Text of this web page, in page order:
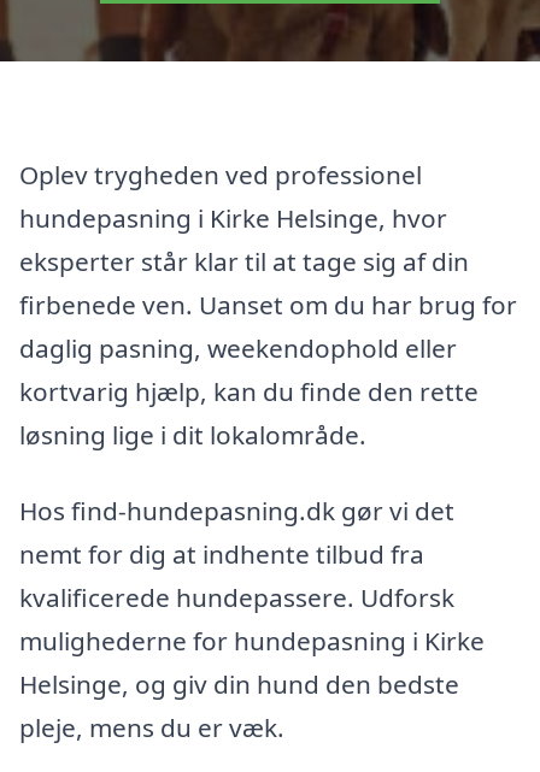
Oplev trygheden ved professionel
hundepasning i Kirke Helsinge, hvor
eksperter står klar til at tage sig af din
firbenede ven. Uanset om du har brug for
daglig pasning, weekendophold eller
kortvarig hjælp, kan du finde den rette
løsning lige i dit lokalområde.
Hos find-hundepasning.dk gør vi det
nemt for dig at indhente tilbud fra
kvalificerede hundepassere. Udforsk
mulighederne for hundepasning i Kirke
Helsinge, og giv din hund den bedste
pleje, mens du er væk.